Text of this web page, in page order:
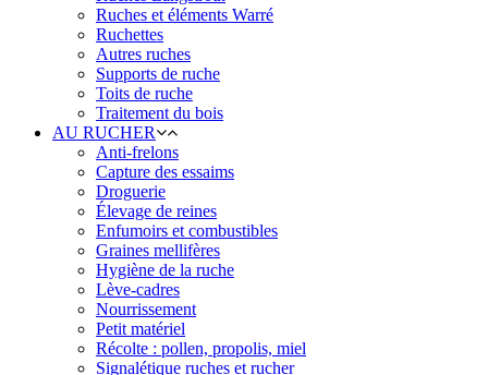
Ruches et éléments Warré
Ruchettes
Autres ruches
Supports de ruche
Toits de ruche
Traitement du bois
AU RUCHER
Anti-frelons
Capture des essaims
Droguerie
Élevage de reines
Enfumoirs et combustibles
Graines mellifères
Hygiène de la ruche
Lève-cadres
Nourrissement
Petit matériel
Récolte : pollen, propolis, miel
Signalétique ruches et rucher